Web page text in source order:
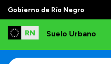
Gobierno de Río Negro
Suelo Urbano